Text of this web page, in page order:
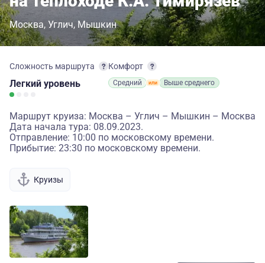
Москва Углич Мышкин
Сложность маршрута
Легкий уровень
Комфорт
Средний Выше среднего
Маршрут круиза: Москва – Углич – Мышкин – Москва
Дата начала тура: 08.09.2023.
Отправление: 10:00 по московскому времени.
Прибытие: 23:30 по московскому времени.
Круизы